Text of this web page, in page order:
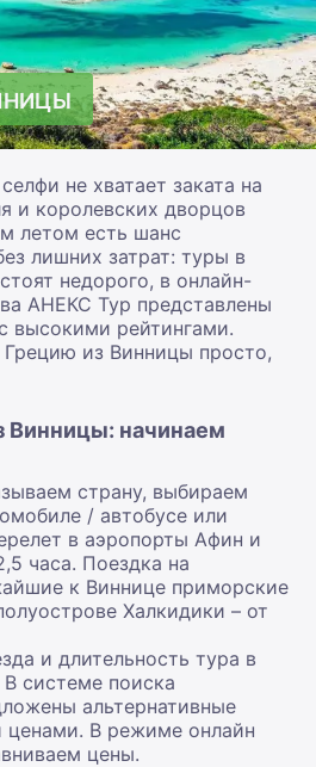
не хватает заката на
и королевских дворцов
летом есть шанс
лишних затрат: туры в
недорого, в онлайн-
АНЕКС Тур представлены
высокими рейтингами.
Грецию из Винницы просто,
Винницы: начинаем
страну, выбираем
/ автобусе или
в аэропорты Афин и
часа. Поездка на
к Виннице приморские
Халкидики – от
и длительность тура в
системе поиска
альтернативные
ценами. В режиме онлайн
цены.